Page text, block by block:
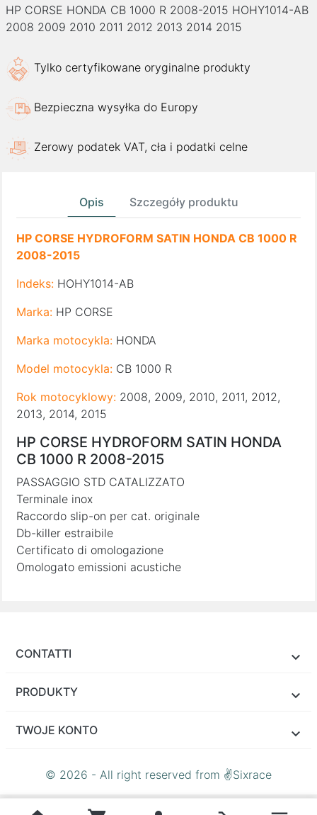
HP CORSE HONDA CB 1000 R 2008-2015 HOHY1014-AB
2008 2009 2010 2011 2012 2013 2014 2015
Tylko certyfikowane oryginalne produkty
Bezpieczna wysyłka do Europy
Zerowy podatek VAT, cła i podatki celne
Opis Szczegóły produktu
HP CORSE HYDROFORM SATIN HONDA CB 1000 R
2008-2015
Indeks: HOHY1014-AB
Marka: HP CORSE
Marka motocykla: HONDA
Model motocykla: CB 1000 R
Rok motocyklowy: 2008, 2009, 2010, 2011, 2012,
2013, 2014, 2015
HP CORSE HYDROFORM SATIN HONDA
CB 1000 R 2008-2015
PASSAGGIO STD CATALIZZATO
Terminale inox
Raccordo slip-on per cat. originale
Db-killer estraibile
Certificato di omologazione
Omologato emissioni acustiche
CONTATTI
PRODUKTY
TWOJE KONTO
© 2026 - All right reserved from ✌Sixrace